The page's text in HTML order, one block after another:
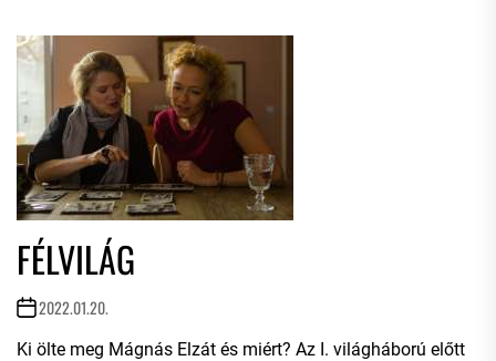
FÉLVILÁG
2022.01.20.
Ki ölte meg Mágnás Elzát és miért? Az I. világháború előtt